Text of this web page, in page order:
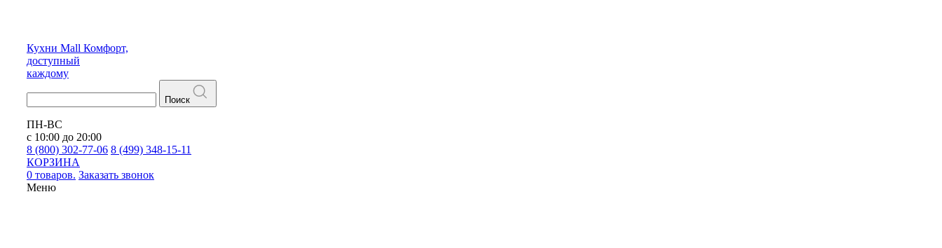
Кухни Mall Комфорт,
доступный
каждому
Поиск
ПН-ВС
с 10:00 до 20:00
8 (800) 302-77-06 8 (499) 348-15-11
КОРЗИНА
0 товаров. Заказать звонок
Меню